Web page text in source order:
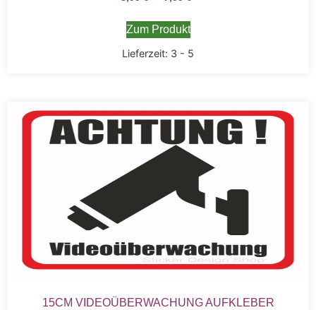
Zum Produkt
Lieferzeit: 3 - 5
15CM VIDEOÜBERWACHUNG AUFKLEBER